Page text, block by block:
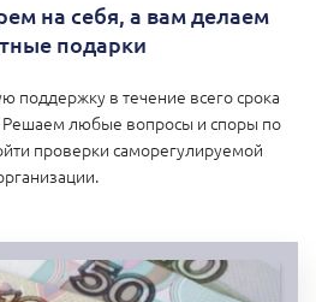
на себя, а вам делаем
подарки
поддержку в течение всего срока
Решаем любые вопросы и споры по
проверки саморегулируемой